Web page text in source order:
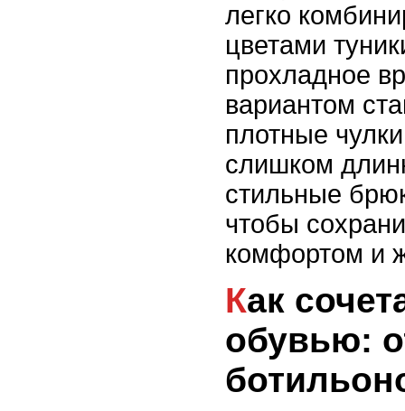
легко
цветами
прохладное
вариантом
плотные
слишком
стильные
чтобы
комфортом и
Как сочетать тунику с
обувью: